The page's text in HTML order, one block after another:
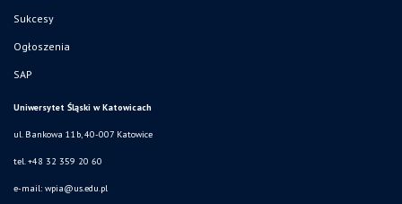
Sukcesy
Ogłoszenia
SAP
Uniwersytet Śląski w Katowicach
ul. Bankowa 11b, 40-007 Katowice
tel. +48 32 359 20 60
e-mail: wpia@us.edu.pl